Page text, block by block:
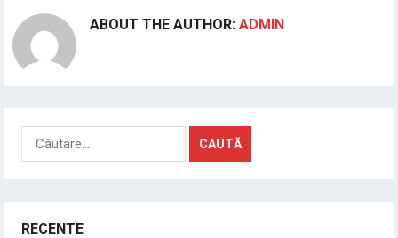
ABOUT THE AUTHOR:ADMIN
Caută
după:
RECENTE